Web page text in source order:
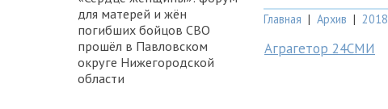
для матерей и жён
погибших бойцов СВО
прошёл в Павловском
округе Нижегородской
области
Главная | Архив | 2018
Аграгетор 24СМИ